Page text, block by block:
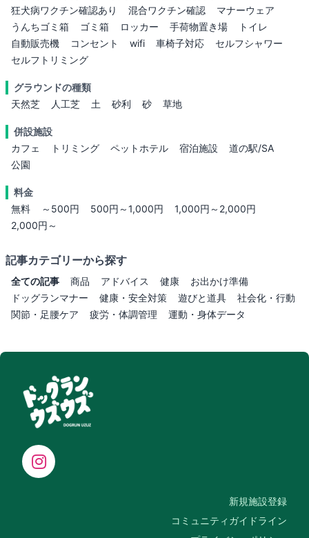
狂犬病ワクチン確認あり
混合ワクチン確認
マナーウェア
うんちゴミ箱
ゴミ箱 ロッカー 手荷物置き場
トイレ
自動販売機
コンセント wifi 車椅子対応
セルフシャワー
セルフトリミング
グラウンドの種類
天然芝
人工芝 土 砂利 砂 草地
併設施設
カフェ
トリミング ペットホテル 宿泊施設
道の駅/SA
公園
料金
無料
～500円 500円～1,000円
1,000円～2,000円
2,000円～
記事カテゴリーから探す
全ての記事 商品 アドバイス 健康
お出かけ準備
ドッグランマナー
健康・安全対策 遊びと道具
社会化・行動
関節・足腰ケア
疲労・体調管理 運動・身体データ
新規施設登録
コミュニティガイドライン